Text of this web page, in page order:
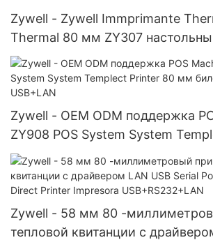
Zywell - Zywell Immprimante
Thermal 80 мм ZY307
Zywell - OEM ODM поддержка
ZY908 POS System System
мм билетный принтер USB+LAN
Zywell - 58 мм 80 -
тепловой квитанции с